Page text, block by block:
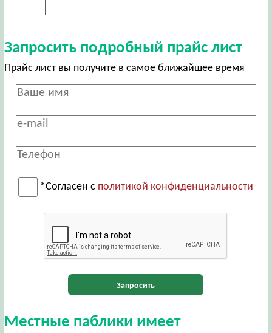
Запросить подробный прайс лист
Прайс лист вы получите в самое ближайшее время
*Согласен с политикой конфиденциальности
Запросить
Местные паблики имеет